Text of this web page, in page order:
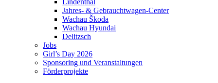
Lindenthal
Jahres- & Gebrauchtwagen-Center
Wachau Škoda
Wachau Hyundai
Delitzsch
Jobs
Girl’s Day 2026
Sponsoring und Veranstaltungen
Förderprojekte